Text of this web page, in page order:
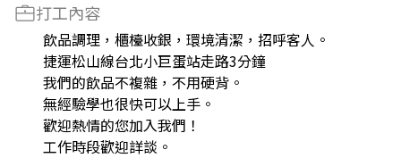
打工內容
飲品調理，櫃檯收銀，環境清潔，招呼客人。
捷運松山線台北小巨蛋站走路3分鐘
我們的飲品不複雜，不用硬背。
無經驗學也很快可以上手。
歡迎熱情的您加入我們！
工作時段歡迎詳談。